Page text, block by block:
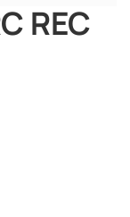
REC